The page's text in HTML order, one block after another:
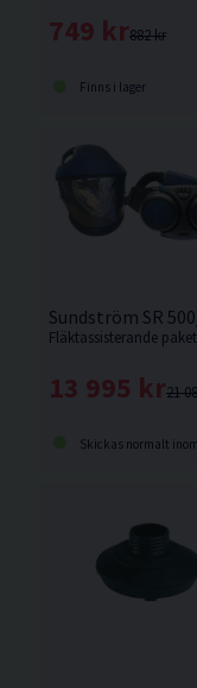
882 kr
749 kr
Finns i lager
Sundström SR
21
13 995 kr
Skickas normalt inom